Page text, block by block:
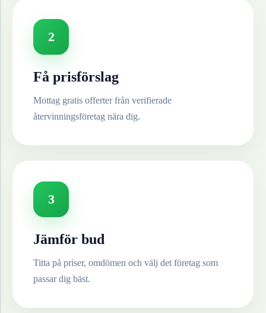
2
Få prisförslag
Mottag gratis offerter från verifierade
återvinningsföretag nära dig.
3
Jämför bud
Titta på priser, omdömen och välj det företag som
passar dig bäst.